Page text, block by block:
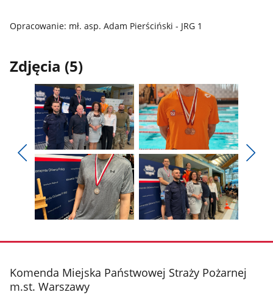
Opracowanie: mł. asp. Adam Pierściński - JRG 1
Zdjęcia (5)
Pokaż
poprzednie
zdjęcia
Pokaż
zdjęcie
1
z
galerii.
Pokaż
zdjęcie
2
galerii.
zdjęcie
galerii.
zdjęcie
galerii.
stopka
Komenda Miejska Państwowej Straży Pożarnej
m.st. Warszawy